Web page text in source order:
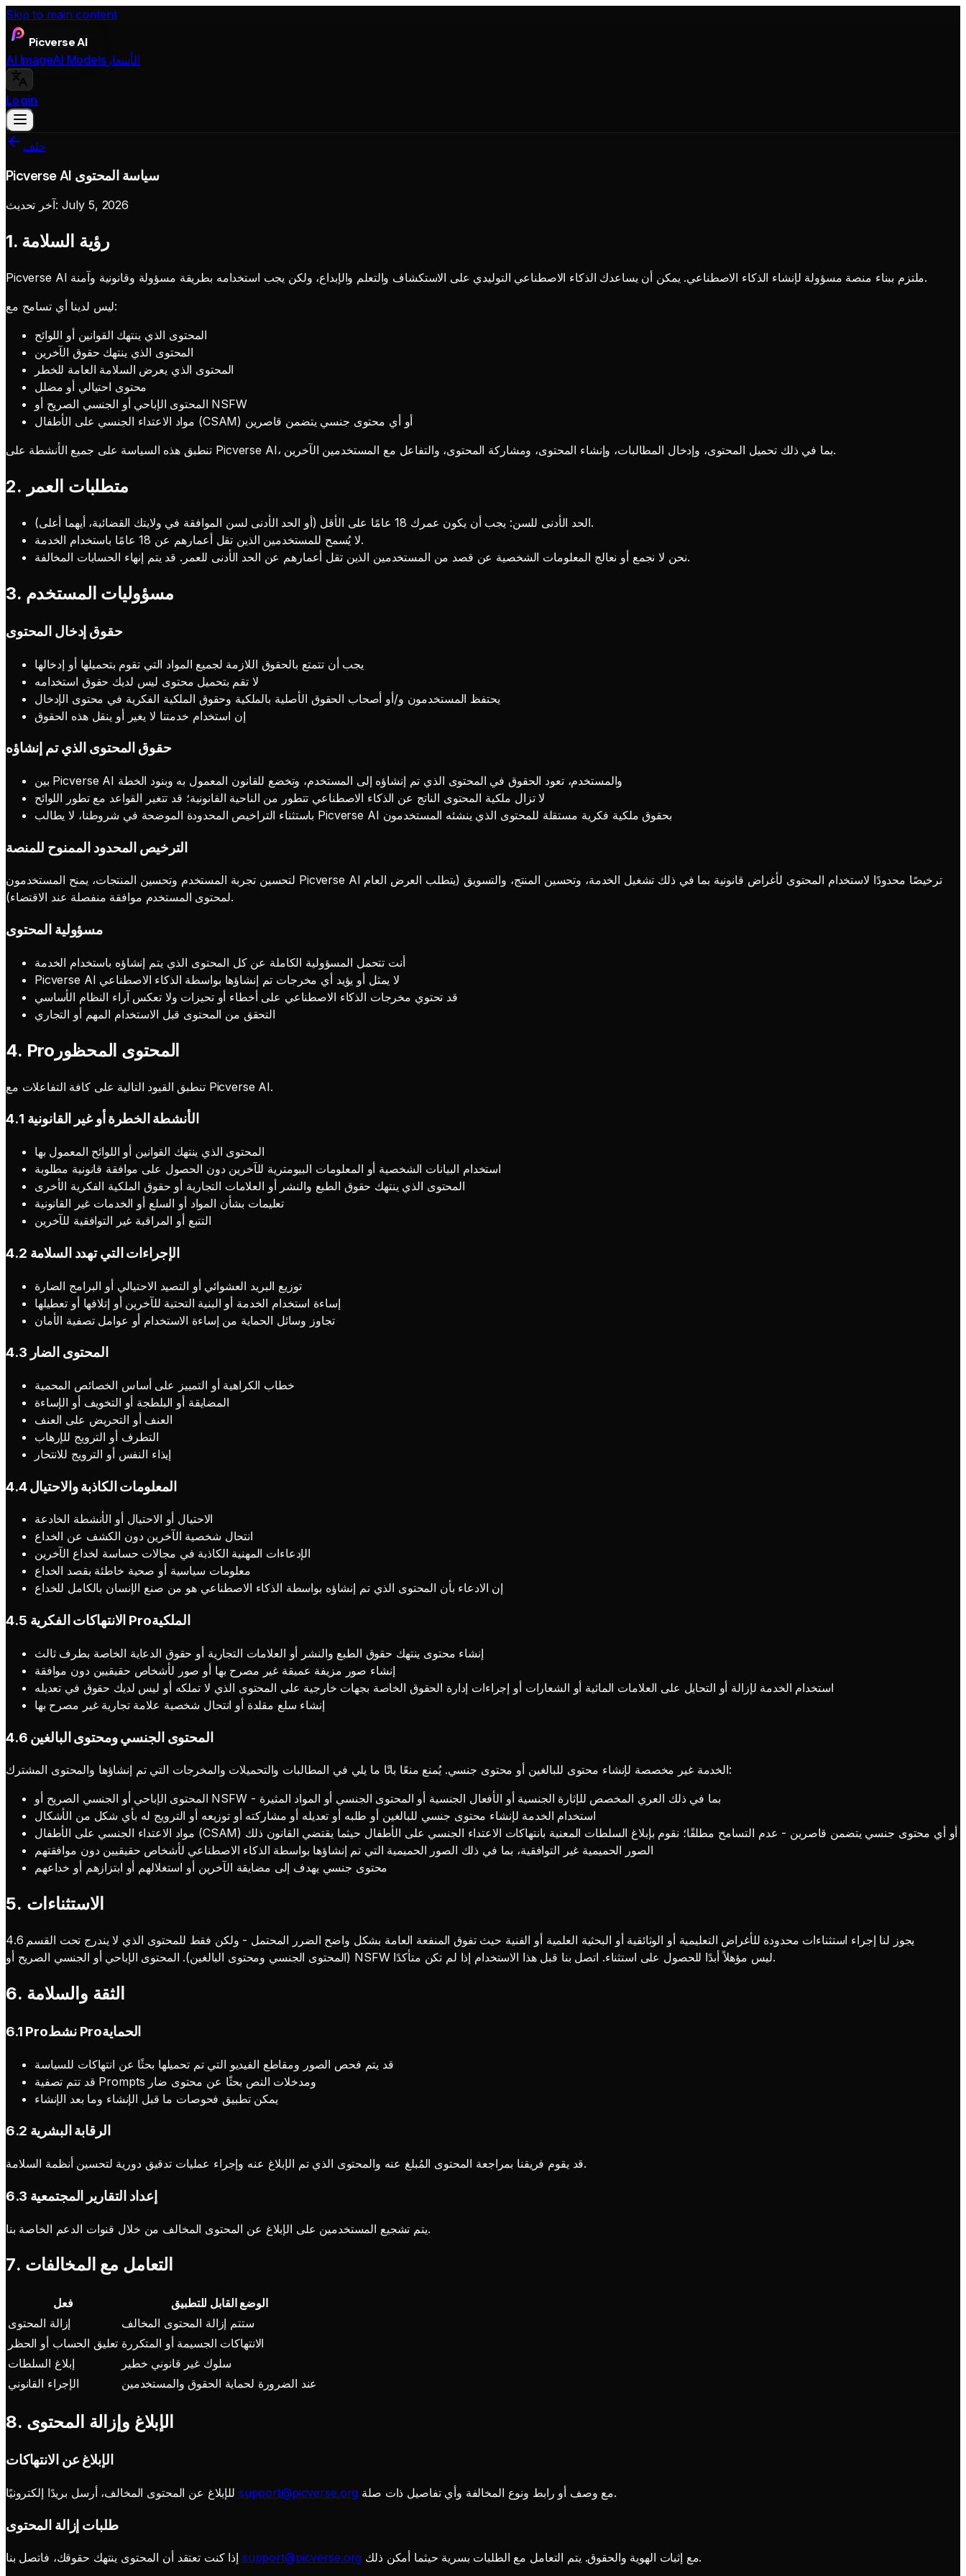
Skip to main content
Picverse AI
AI ImageAI Modelsالأسعار
Login
خلف
Picverse AI سياسة المحتوى
آخر تحديث: July 5, 2026
1. رؤية السلامة
Picverse AI ملتزم ببناء منصة مسؤولة لإنشاء الذكاء الاصطناعي. يمكن أن يساعدك الذكاء الاصطناعي التوليدي على الاستكشاف والتعلم والإبداع، ولكن يجب استخدامه بطريقة مسؤولة وقانونية وآمنة.
ليس لدينا أي تسامح مع:
المحتوى الذي ينتهك القوانين أو اللوائح
المحتوى الذي ينتهك حقوق الآخرين
المحتوى الذي يعرض السلامة العامة للخطر
محتوى احتيالي أو مضلل
المحتوى الإباحي أو الجنسي الصريح أو NSFW
مواد الاعتداء الجنسي على الأطفال (CSAM) أو أي محتوى جنسي يتضمن قاصرين
تنطبق هذه السياسة على جميع الأنشطة على Picverse AI، بما في ذلك تحميل المحتوى، وإدخال المطالبات، وإنشاء المحتوى، ومشاركة المحتوى، والتفاعل مع المستخدمين الآخرين.
2. متطلبات العمر
الحد الأدنى للسن: يجب أن يكون عمرك 18 عامًا على الأقل (أو الحد الأدنى لسن الموافقة في ولايتك القضائية، أيهما أعلى).
لا يُسمح للمستخدمين الذين تقل أعمارهم عن 18 عامًا باستخدام الخدمة.
نحن لا نجمع أو نعالج المعلومات الشخصية عن قصد من المستخدمين الذين تقل أعمارهم عن الحد الأدنى للعمر. قد يتم إنهاء الحسابات المخالفة.
3. مسؤوليات المستخدم
حقوق إدخال المحتوى
يجب أن تتمتع بالحقوق اللازمة لجميع المواد التي تقوم بتحميلها أو إدخالها
لا تقم بتحميل محتوى ليس لديك حقوق استخدامه
يحتفظ المستخدمون و/أو أصحاب الحقوق الأصلية بالملكية وحقوق الملكية الفكرية في محتوى الإدخال
إن استخدام خدمتنا لا يغير أو ينقل هذه الحقوق
حقوق المحتوى الذي تم إنشاؤه
بين Picverse AI والمستخدم، تعود الحقوق في المحتوى الذي تم إنشاؤه إلى المستخدم، وتخضع للقانون المعمول به وبنود الخطة
لا تزال ملكية المحتوى الناتج عن الذكاء الاصطناعي تتطور من الناحية القانونية؛ قد تتغير القواعد مع تطور اللوائح
باستثناء التراخيص المحدودة الموضحة في شروطنا، لا يطالب Picverse AI بحقوق ملكية فكرية مستقلة للمحتوى الذي ينشئه المستخدمون
الترخيص المحدود الممنوح للمنصة
لتحسين تجربة المستخدم وتحسين المنتجات، يمنح المستخدمون Picverse AI ترخيصًا محدودًا لاستخدام المحتوى لأغراض قانونية بما في ذلك تشغيل الخدمة، وتحسين المنتج، والتسويق (يتطلب العرض العام
لمحتوى المستخدم موافقة منفصلة عند الاقتضاء).
مسؤولية المحتوى
أنت تتحمل المسؤولية الكاملة عن كل المحتوى الذي يتم إنشاؤه باستخدام الخدمة
Picverse AI لا يمثل أو يؤيد أي مخرجات تم إنشاؤها بواسطة الذكاء الاصطناعي
قد تحتوي مخرجات الذكاء الاصطناعي على أخطاء أو تحيزات ولا تعكس آراء النظام الأساسي
التحقق من المحتوى قبل الاستخدام المهم أو التجاري
4. Proالمحتوى المحظور
تنطبق القيود التالية على كافة التفاعلات مع Picverse AI.
4.1 الأنشطة الخطرة أو غير القانونية
المحتوى الذي ينتهك القوانين أو اللوائح المعمول بها
استخدام البيانات الشخصية أو المعلومات البيومترية للآخرين دون الحصول على موافقة قانونية مطلوبة
المحتوى الذي ينتهك حقوق الطبع والنشر أو العلامات التجارية أو حقوق الملكية الفكرية الأخرى
تعليمات بشأن المواد أو السلع أو الخدمات غير القانونية
التتبع أو المراقبة غير التوافقية للآخرين
4.2 الإجراءات التي تهدد السلامة
توزيع البريد العشوائي أو التصيد الاحتيالي أو البرامج الضارة
إساءة استخدام الخدمة أو البنية التحتية للآخرين أو إتلافها أو تعطيلها
تجاوز وسائل الحماية من إساءة الاستخدام أو عوامل تصفية الأمان
4.3 المحتوى الضار
خطاب الكراهية أو التمييز على أساس الخصائص المحمية
المضايقة أو البلطجة أو التخويف أو الإساءة
العنف أو التحريض على العنف
التطرف أو الترويج للإرهاب
إيذاء النفس أو الترويج للانتحار
4.4 المعلومات الكاذبة والاحتيال
الاحتيال أو الاحتيال أو الأنشطة الخادعة
انتحال شخصية الآخرين دون الكشف عن الخداع
الإدعاءات المهنية الكاذبة في مجالات حساسة لخداع الآخرين
معلومات سياسية أو صحية خاطئة بقصد الخداع
إن الادعاء بأن المحتوى الذي تم إنشاؤه بواسطة الذكاء الاصطناعي هو من صنع الإنسان بالكامل للخداع
4.5 الانتهاكات الفكرية Proالملكية
إنشاء محتوى ينتهك حقوق الطبع والنشر أو العلامات التجارية أو حقوق الدعاية الخاصة بطرف ثالث
إنشاء صور مزيفة عميقة غير مصرح بها أو صور لأشخاص حقيقيين دون موافقة
استخدام الخدمة لإزالة أو التحايل على العلامات المائية أو الشعارات أو إجراءات إدارة الحقوق الخاصة بجهات خارجية على المحتوى الذي لا تملكه أو ليس لديك حقوق في تعديله
إنشاء سلع مقلدة أو انتحال شخصية علامة تجارية غير مصرح بها
4.6 المحتوى الجنسي ومحتوى البالغين
الخدمة غير مخصصة لإنشاء محتوى للبالغين أو محتوى جنسي. يُمنع منعًا باتًا ما يلي في المطالبات والتحميلات والمخرجات التي تم إنشاؤها والمحتوى المشترك:
المحتوى الإباحي أو الجنسي الصريح أو NSFW - بما في ذلك العري المخصص للإثارة الجنسية أو الأفعال الجنسية أو المحتوى الجنسي أو المواد المثيرة
استخدام الخدمة لإنشاء محتوى جنسي للبالغين أو طلبه أو تعديله أو مشاركته أو توزيعه أو الترويج له بأي شكل من الأشكال
مواد الاعتداء الجنسي على الأطفال (CSAM) أو أي محتوى جنسي يتضمن قاصرين - عدم التسامح مطلقًا؛ نقوم بإبلاغ السلطات المعنية بانتهاكات الاعتداء الجنسي على الأطفال حيثما يقتضي القانون ذلك
الصور الحميمية غير التوافقية، بما في ذلك الصور الحميمية التي تم إنشاؤها بواسطة الذكاء الاصطناعي لأشخاص حقيقيين دون موافقتهم
محتوى جنسي يهدف إلى مضايقة الآخرين أو استغلالهم أو ابتزازهم أو خداعهم
5. الاستثناءات
يجوز لنا إجراء استثناءات محدودة للأغراض التعليمية أو الوثائقية أو البحثية العلمية أو الفنية حيث تفوق المنفعة العامة بشكل واضح الضرر المحتمل - ولكن فقط للمحتوى الذي لا يندرج تحت القسم 4.6
(المحتوى الجنسي ومحتوى البالغين). المحتوى الإباحي أو الجنسي الصريح أو NSFW ليس مؤهلاً أبدًا للحصول على استثناء. اتصل بنا قبل هذا الاستخدام إذا لم تكن متأكدًا.
6. الثقة والسلامة
6.1 Proنشط Proالحماية
قد يتم فحص الصور ومقاطع الفيديو التي تم تحميلها بحثًا عن انتهاكات للسياسة
قد تتم تصفية Prompts ومدخلات النص بحثًا عن محتوى ضار
يمكن تطبيق فحوصات ما قبل الإنشاء وما بعد الإنشاء
6.2 الرقابة البشرية
قد يقوم فريقنا بمراجعة المحتوى المُبلغ عنه والمحتوى الذي تم الإبلاغ عنه وإجراء عمليات تدقيق دورية لتحسين أنظمة السلامة.
6.3 إعداد التقارير المجتمعية
يتم تشجيع المستخدمين على الإبلاغ عن المحتوى المخالف من خلال قنوات الدعم الخاصة بنا.
7. التعامل مع المخالفات
فعل
الوضع القابل للتطبيق
إزالة المحتوى
ستتم إزالة المحتوى المخالف
تعليق الحساب أو الحظر الانتهاكات الجسيمة أو المتكررة
إبلاغ السلطات
سلوك غير قانوني خطير
الإجراء القانوني
عند الضرورة لحماية الحقوق والمستخدمين
8. الإبلاغ وإزالة المحتوى
الإبلاغ عن الانتهاكات
للإبلاغ عن المحتوى المخالف، أرسل بريدًا إلكترونيًا support@picverse.org مع وصف أو رابط ونوع المخالفة وأي تفاصيل ذات صلة.
طلبات إزالة المحتوى
إذا كنت تعتقد أن المحتوى ينتهك حقوقك، فاتصل بنا support@picverse.org مع إثبات الهوية والحقوق. يتم التعامل مع الطلبات بسرية حيثما أمكن ذلك.